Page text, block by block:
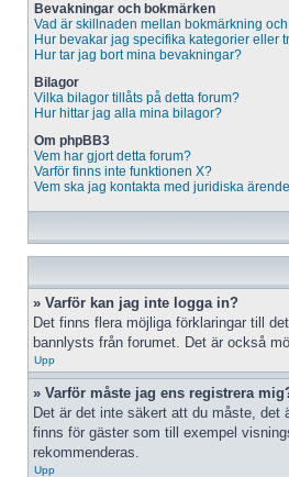
Bevakningar och bokmärken
Vad är skillnaden mellan bokmärkning
Hur bevakar jag specifika kategorier eller
Hur tar jag bort mina bevakningar?
Bilagor
Vilka bilagor tillåts på detta forum?
Hur hittar jag alla mina bilagor?
Om phpBB3
Vem har gjort detta forum?
Varför finns inte funktionen X?
Vem ska jag kontakta med juridiska
» Varför kan jag inte logga in?
Det finns flera möjliga förklaringar till
bannlysts från forumet. Det är också
Upp
» Varför måste jag ens registrera
Det är det inte säkert att du måste, det
finns för gäster som till exempel
rekommenderas.
Upp